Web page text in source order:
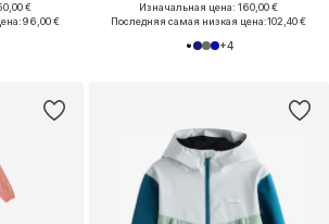
€
96,00 €
Изначальная цена: 160,00 €
Последняя самая низкая цена:102,40 €
+4